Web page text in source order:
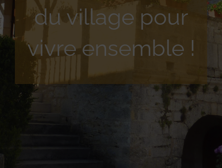
du village pour
vivre ensemble !